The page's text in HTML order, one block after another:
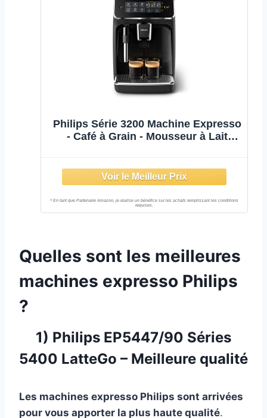
Philips Série 3200 Machine Expresso
- Café à Grain - Mousseur à Lait
(EP3221/40)
Quelles sont les meilleures
machines expresso Philips
?
1) Philips EP5447/90 Séries
5400 LatteGo – Meilleure qualité
Les machines expresso Philips sont arrivées
pour vous apporter la plus haute qualité.